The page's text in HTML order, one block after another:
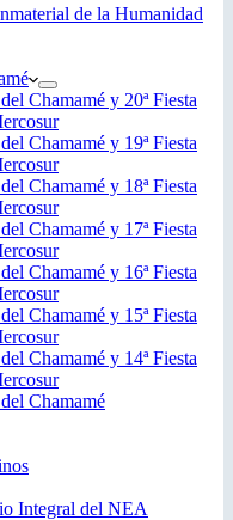
de la Humanidad
Chamamé y 20ª Fiesta
Chamamé y 19ª Fiesta
Chamamé y 18ª Fiesta
Chamamé y 17ª Fiesta
Chamamé y 16ª Fiesta
Chamamé y 15ª Fiesta
Chamamé y 14ª Fiesta
Chamamé
Integral del NEA